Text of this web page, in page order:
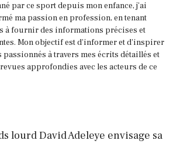
par ce sport depuis mon enfance, j'ai
ma passion en profession, en tenant
à fournir des informations précises et
Mon objectif est d'informer et d'inspirer
passionnés à travers mes écrits détaillés et
approfondies avec les acteurs de ce
lourd David Adeleye envisage sa